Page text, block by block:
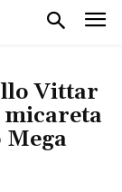
Vittar
micareta
Mega